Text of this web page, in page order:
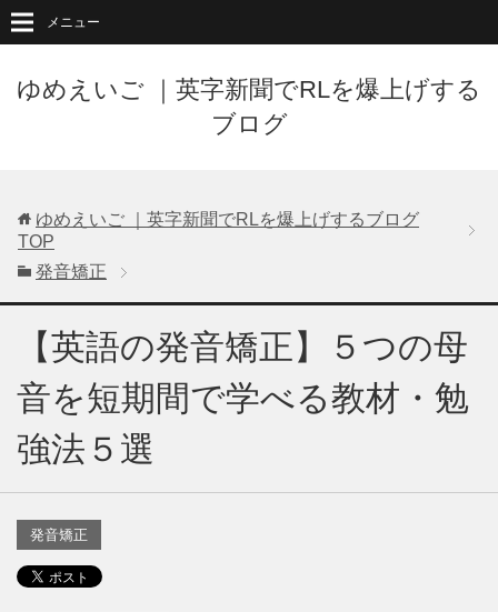
ゆめえいご ｜英字新聞でRLを爆上げする
ブログ
メニュー
ゆめえいご ｜英字新聞でRLを爆上げするブログ
TOP
発音矯正
【英語の発音矯正】５つの母
音を短期間で学べる教材・勉
強法５選
発音矯正